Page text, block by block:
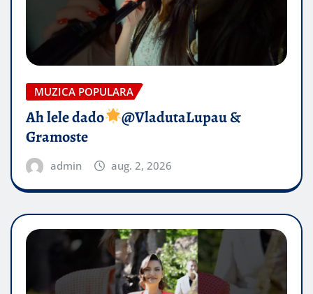
MUZICA POPULARA
Ah lele dado​
@VladutaLupau &
Gramoste
admin aug. 2, 2026